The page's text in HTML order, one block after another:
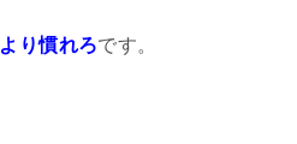
り慣れろです。